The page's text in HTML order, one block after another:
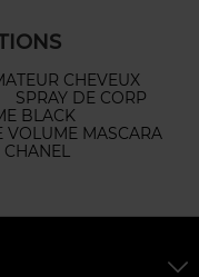
CHEVEUX
SPRAY DE CORP
BLACK
VOLUME MASCARA